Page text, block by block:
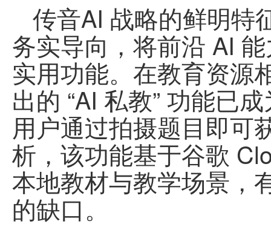
传音AI 战略的鲜明特
务实导向，将前沿 AI
实用功能。在教育资源
出的 “AI 私教” 功能已
用户通过拍摄题目即可
析，该功能基于谷歌
本地教材与教学场景，
的缺口。